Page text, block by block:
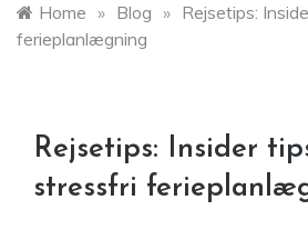
Home » Blog » Rejsetips:
ferieplanlægning
Rejsetips: Insider
stressfri